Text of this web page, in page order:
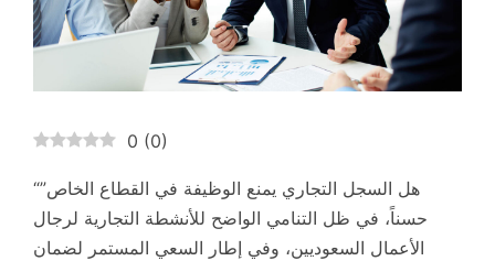
0 (0)
“هل السجل التجاري يمنع الوظيفة في القطاع الخاص”
حسناً، في ظل التنامي الواضح للأنشطة التجارية لرجال
الأعمال السعوديين، وفي إطار السعي المستمر لضمان